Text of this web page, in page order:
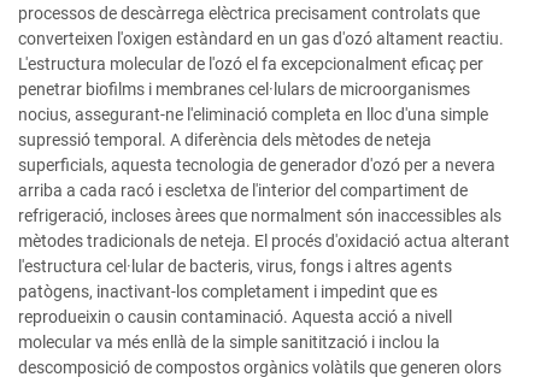
processos de descàrrega elèctrica precisament controlats que
converteixen l'oxigen estàndard en un gas d'ozó altament reactiu.
L'estructura molecular de l'ozó el fa excepcionalment eficaç per
penetrar biofilms i membranes cel·lulars de microorganismes
nocius, assegurant-ne l'eliminació completa en lloc d'una simple
supressió temporal. A diferència dels mètodes de neteja
superficials, aquesta tecnologia de generador d'ozó per a nevera
arriba a cada racó i escletxa de l'interior del compartiment de
refrigeració, incloses àrees que normalment són inaccessibles als
mètodes tradicionals de neteja. El procés d'oxidació actua alterant
l'estructura cel·lular de bacteris, virus, fongs i altres agents
patògens, inactivant-los completament i impedint que es
reprodueixin o causin contaminació. Aquesta acció a nivell
molecular va més enllà de la simple sanitització i inclou la
descomposició de compostos orgànics volàtils que generen olors